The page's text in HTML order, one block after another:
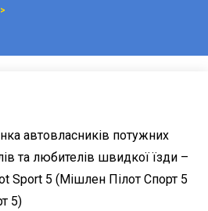
автовласників потужних
та любителів швидкої їзди –
Sport 5 (Мішлен Пілот Спорт 5
5)